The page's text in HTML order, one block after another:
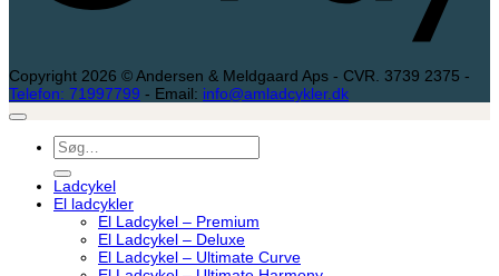
Copyright 2026 © Andersen & Meldgaard Aps - CVR. 3739 2375 -
Telefon: 71997799 - Email: info@amladcykler.dk
Søg
efter:
Ladcykel
El ladcykler
El Ladcykel – Premium
El Ladcykel – Deluxe
El Ladcykel – Ultimate Curve